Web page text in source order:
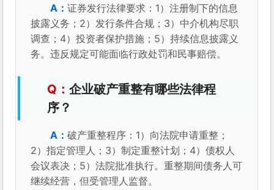
证券发行法律要求：1）注册制下的信息
披露义务；2）发行条件合规；3）中介机构尽职
调查；4）投资者保护措施；5）持续信息披露义
务。违反规定可能面临行政处罚和民事赔偿。
企业破产重整有哪些法律程
序？
破产重整程序：1）向法院申请重整；
2）指定管理人；3）制定重整计划；4）债权人
会议表决；5）法院批准执行。重整期间债务人可
继续经营，但受管理人监督。